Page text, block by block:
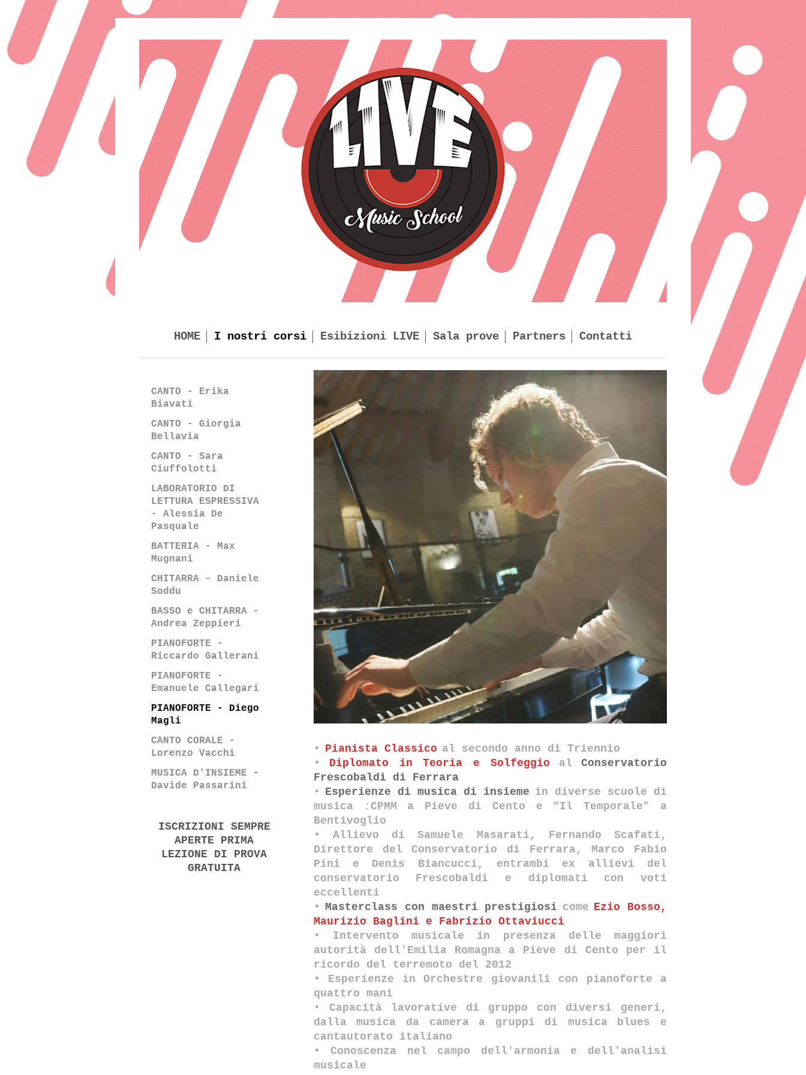
HOME I nostri corsi Esibizioni LIVE Sala prove Partners Contatti
• Pianista Classico al secondo anno di Triennio
•
Diplomato in Teoria e Solfeggio al
Conservatorio
Frescobaldi di Ferrara
• Esperienze di musica di insieme in diverse scuole di
musica :CPMM a Pieve di Cento e “IlTemporale” a
Bentivoglio
• Allievo di Samuele Masarati, Fernando Scafati,
Direttore del Conservatorio di Ferrara, Marco Fabio
Pini e Denis Biancucci, entrambi ex allievi del
conservatorio Frescobaldi e diplomati con voti
eccellenti
• Masterclass con maestri prestigiosi come Ezio Bosso,
Maurizio Baglini e Fabrizio Ottaviucci
• Intervento musicale in presenza delle maggiori
autorità dellʼEmilia Romagna a Pieve di Cento per il
ricordo del terremoto del 2012
• Esperienze in Orchestre giovanili con pianoforte a
quattro mani
• Capacità lavorative di gruppo con diversi generi,
dalla musica da camera a gruppi di musica blues e
cantautorato italiano
• Conoscenza nel campo dellʼarmonia e dellʼanalisi
musicale
CANTO - Erika
Biavati
CANTO - Giorgia
Bellavia
CANTO - Sara
Ciuffolotti
LABORATORIO DI
LETTURA ESPRESSIVA
- Alessia De
Pasquale
BATTERIA - Max
Mugnani
CHITARRA - Daniele
Soddu
BASSO e CHITARRA -
Andrea Zeppieri
PIANOFORTE -
Riccardo Gallerani
PIANOFORTE -
Emanuele Callegari
PIANOFORTE - Diego
Magli
CANTO CORALE -
Lorenzo Vacchi
MUSICA D'INSIEME -
Davide Passarini
ISCRIZIONI SEMPRE
APERTE PRIMA
LEZIONE DI PROVA
GRATUITA